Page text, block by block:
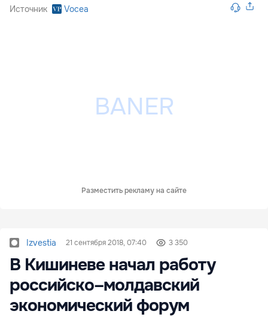
Источник Vocea
Разместить рекламу на сайте
Izvestia 21 сентября 2018, 07:40 3 350
В Кишиневе начал работу
российско–молдавский
экономический форум